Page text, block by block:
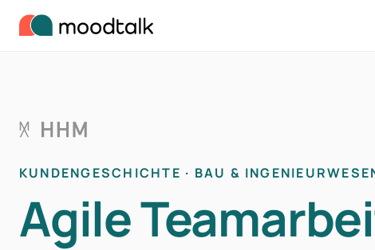
KUNDENGESCHICHTE · BAU &
Agile